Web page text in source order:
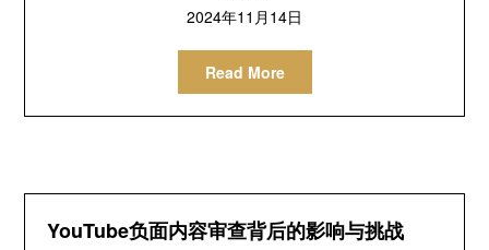
2024年11月14日
Read More
YouTube负面内容审查背后的影响与挑战